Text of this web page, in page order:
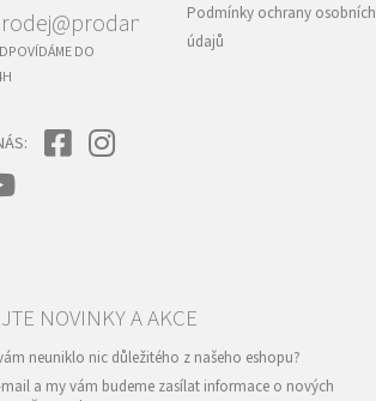
DO
Podmínky ochrany osobních
údajů
a my vám budeme zasílat informace o nových